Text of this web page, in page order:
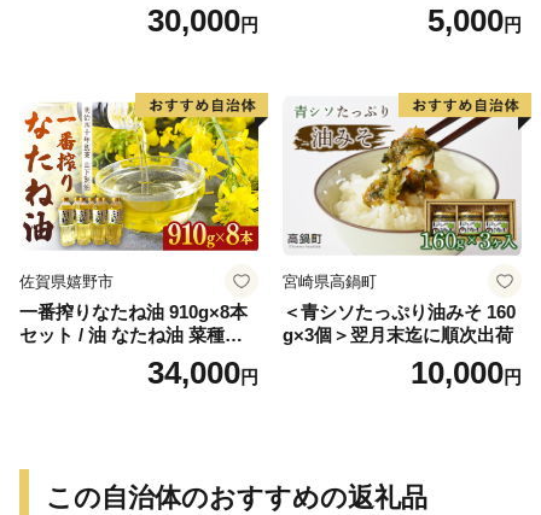
30,000円 5,000円
佐賀県嬉野市
一番搾りなたね油 910g×8本
セット / 油 なたね油 菜種油
ナタネ【山下製油】 [NBE00
34,000円
宮崎県高鍋町
＜青シソたっぷり油みそ 160
g×3個＞翌月末迄に順次出荷
10,000円
この自治体のおすすめの返礼品